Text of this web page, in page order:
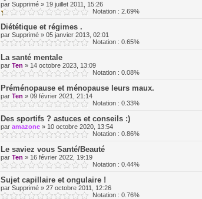
par Supprimé » 19 juillet 2011, 15:26
Notation : 2.69%
Diététique et régimes .
par Supprimé » 05 janvier 2013, 02:01
Notation : 0.65%
La santé mentale
par Ten » 14 octobre 2023, 13:09
Notation : 0.08%
Préménopause et ménopause leurs maux.
par Ten » 09 février 2021, 21:14
Notation : 0.33%
Des sportifs ? astuces et conseils :)
par amazone » 10 octobre 2020, 13:54
Notation : 0.86%
Le saviez vous Santé/Beauté
par Ten » 16 février 2022, 19:19
Notation : 0.44%
Sujet capillaire et ongulaire !
par Supprimé » 27 octobre 2011, 12:26
Notation : 0.76%